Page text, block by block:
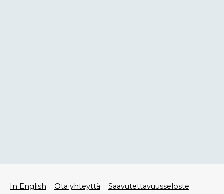
Alatunniste
In English Ota yhteyttä Saavutettavuusseloste